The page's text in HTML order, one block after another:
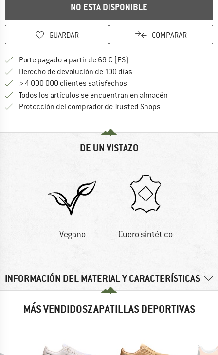
NO ESTÁ DISPONIBLE
GUARDAR COMPARAR
Porte pagado a partir de 69 € (ES)
Derecho de devolución de 100 días
> 4 000 000 clientes satisfechos
Todos los artículos se encuentran en almacén
Protección del comprador de Trusted Shops
DE UN VISTAZO
Vegano Cuero sintético
INFORMACIÓN DEL MATERIAL Y CARACTERÍSTICAS
MÁS VENDIDOSZAPATILLAS DEPORTIVAS